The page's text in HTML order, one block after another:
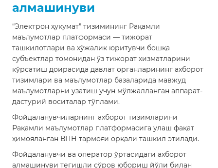
алмашинуви
“Электрон ҳукумат” тизимининг Рақамли
маълумотлар платформаси — тижорат
ташкилотлари ва хўжалик юритувчи бошқа
субъектлар томонидан ўз тижорат хизматларини
кўрсатиш доирасида давлат органларининг ахборот
тизимлари ва маълумотлар базаларида мавжуд
маълумотларни узатиш учун мўлжалланган аппарат-
дастурий воситалар тўплами.
Фойдаланувчиларнинг ахборот тизимларини
Рақамли маълумотлар платформасига улаш фақат
ҳимояланган ВПН тармоғи орқали ташкил этилади.
Фойдаланувчи ва оператор ўртасидаги ахборот
алмашинуви тегишли сўров юбориш йўли билан